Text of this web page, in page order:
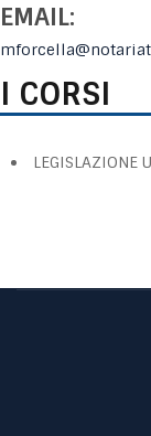
EMAIL:
I CORSI
LEGISLAZIONE